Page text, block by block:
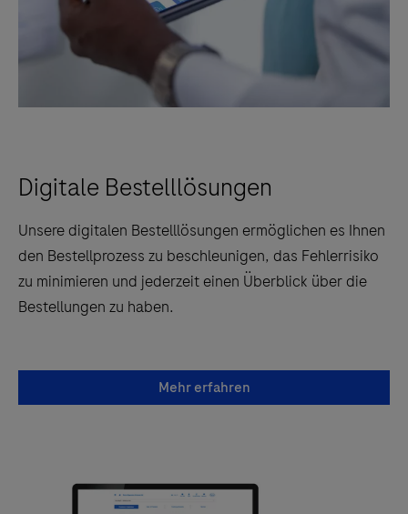
Digitale Bestelllösungen
Unsere digitalen Bestelllösungen ermöglichen es Ihnen
den Bestellprozess zu beschleunigen, das Fehlerrisiko
zu minimieren und jederzeit einen Überblick über die
Bestellungen zu haben.
Mehr erfahren